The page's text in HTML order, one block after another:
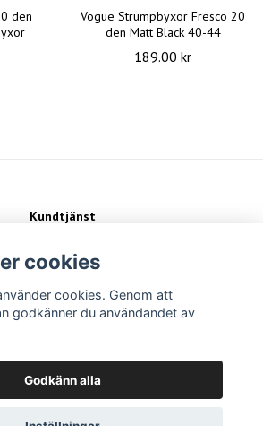
den
Vogue Strumpbyxor Fresco 20
den Matt Black 40-44
189.00 kr
Kundtjänst
Köpvillkor
Sociala medier
cookies
cookies. Genom att
godkänner du användandet av
Godkänn alla